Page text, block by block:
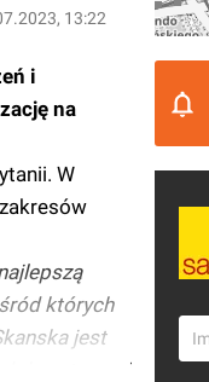
13:22
i
na
W
których
jest